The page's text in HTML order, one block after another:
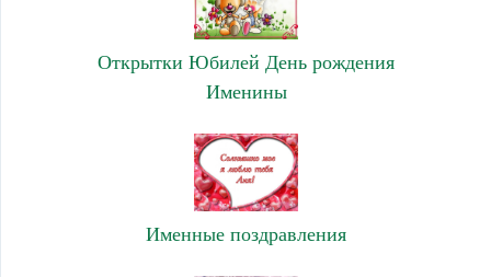
Открытки Юбилей День рождения
Именины
Именные поздравления